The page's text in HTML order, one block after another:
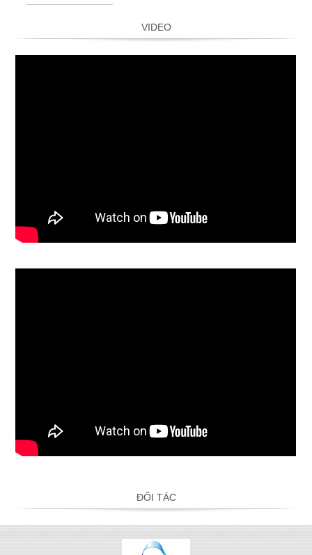
VIDEO
ĐỐI TÁC